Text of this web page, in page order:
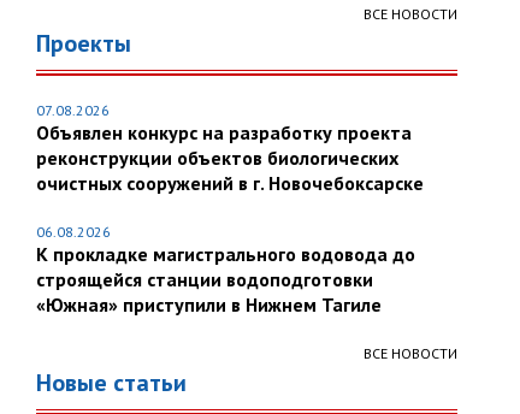
ВСЕ НОВОСТИ
Проекты
07.08.2026
Объявлен конкурс на разработку проекта
реконструкции объектов биологических
очистных сооружений в г. Новочебоксарске
06.08.2026
К прокладке магистрального водовода до
строящейся станции водоподготовки
«Южная» приступили в Нижнем Тагиле
ВСЕ НОВОСТИ
Новые статьи